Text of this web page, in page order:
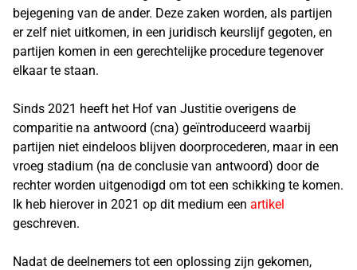
bejegening van de ander. Deze zaken worden, als partijen
er zelf niet uitkomen, in een juridisch keurslijf gegoten, en
partijen komen in een gerechtelijke procedure tegenover
elkaar te staan.
Sinds 2021 heeft het Hof van Justitie overigens de
comparitie na antwoord (cna) geïntroduceerd waarbij
partijen niet eindeloos blijven doorprocederen, maar in een
vroeg stadium (na de conclusie van antwoord) door de
rechter worden uitgenodigd om tot een schikking te komen.
Ik heb hierover in 2021 op dit medium een artikel
geschreven.
Nadat de deelnemers tot een oplossing zijn gekomen,